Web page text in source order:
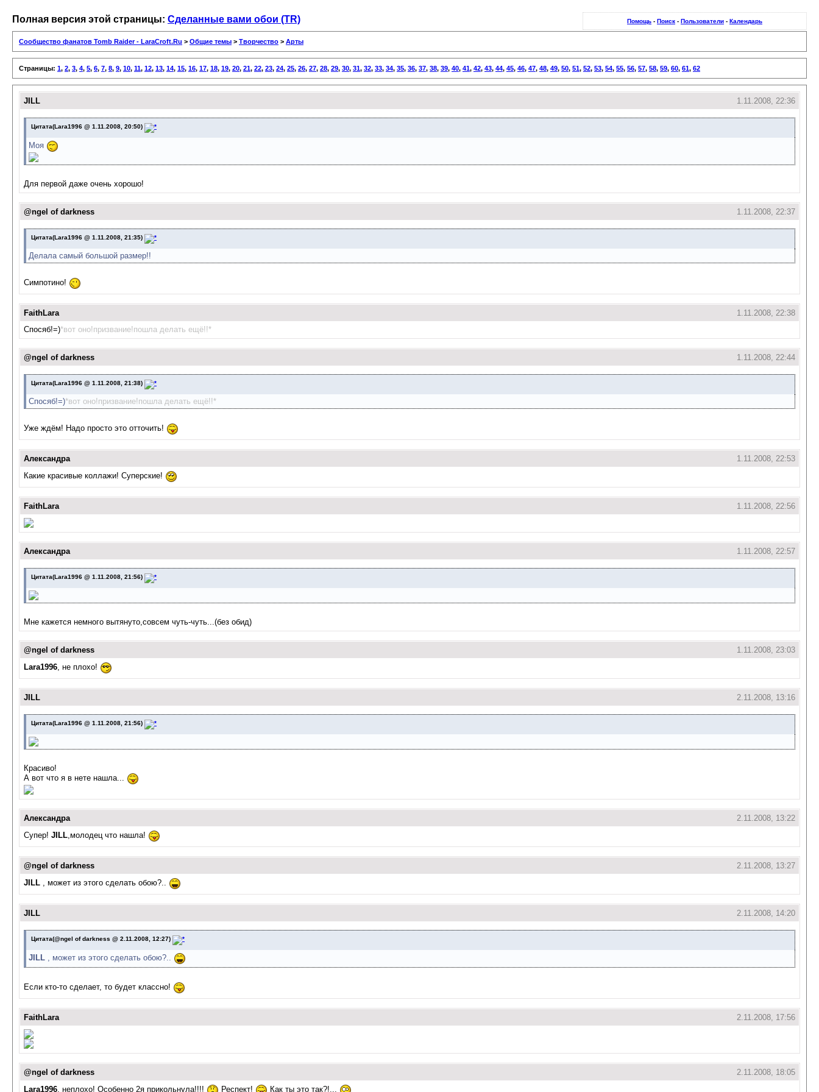
Помощь - Поиск - Пользователи - Календарь
Полная версия этой страницы: Сделанные вами обои (TR)
Сообщество фанатов Tomb Raider - LaraCroft.Ru > Общие темы > Творчество > Арты
Страницы: 1, 2, 3, 4, 5, 6, 7, 8, 9, 10, 11, 12, 13, 14, 15, 16, 17, 18, 19, 20, 21, 22, 23, 24, 25, 26, 27, 28, 29, 30, 31, 32, 33, 34, 35, 36, 37, 38, 39, 40, 41, 42, 43, 44, 45, 46, 47, 48, 49, 50, 51, 52, 53, 54, 55, 56, 57, 58, 59, 60, 61, 62
JILL 1.11.2008, 22:36
Цитата(Lara1996 @ 1.11.2008, 20:50)
Моя
Для первой даже очень хорошо!
@ngel of darkness 1.11.2008, 22:37
Цитата(Lara1996 @ 1.11.2008, 21:35)
Делала самый большой размер!!
Симпотино!
FaithLara
1.11.2008, 22:38
Спосяб!=)*вот оно!призвание!пошла делать ещё!!*
@ngel of darkness 1.11.2008, 22:44
Цитата(Lara1996 @ 1.11.2008, 21:38)
Спосяб!=)*вот оно!призвание!пошла делать ещё!!*
Уже ждём! Надо просто это отточить!
Александра
1.11.2008, 22:53
Какие красивые коллажи! Суперские!
FaithLara 1.11.2008, 22:56
Александра 1.11.2008, 22:57
Цитата(Lara1996 @ 1.11.2008, 21:56)
Мне кажется немного вытянуто,совсем чуть-чуть...(без обид)
@ngel of darkness
1.11.2008, 23:03
Lara1996, не плохо!
JILL 2.11.2008, 13:16
Цитата(Lara1996 @ 1.11.2008, 21:56)
Красиво!
А вот что я в нете нашла...
Александра
2.11.2008, 13:22
Супер! JILL,молодец что нашла!
@ngel of darkness
2.11.2008, 13:27
JILL , может из этого сделать обою?..
JILL 2.11.2008, 14:20
Цитата(@ngel of darkness @ 2.11.2008, 12:27)
JILL , может из этого сделать обою?..
Если кто-то сделает, то будет классно!
FaithLara 2.11.2008, 17:56
@ngel of darkness
2.11.2008, 18:05
Lara1996, неплохо! Особенно 2я прикольнула!!!! Респект! Как ты это так?!...